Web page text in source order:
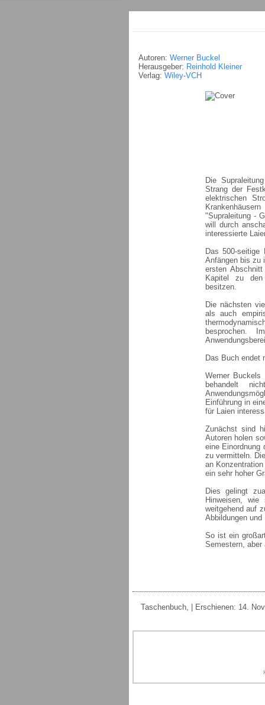
Autoren: Werner Buckel
Herausgeber: Reinhold Kleiner
Verlag: Wiley-VCH
Die
Strang der
elektrischen
"Supraleitung -
will durch
interessierte
Das 500-
Anfängen bis zu
ersten
Kapitel zu den
besitzen.
Die nächsten
als auch
besprochen.
Das Buch endet
Werner Buckels
behandelt
Einführung in
für Laien
Zunächst sind
Autoren holen
eine Einordnung
zu vermitteln.
an
ein sehr hoher
Dies gelingt
Hinweisen,
weitgehend auf
Abbildungen
So ist ein
Semestern,
Taschenbuch, | Erschienen: 14.